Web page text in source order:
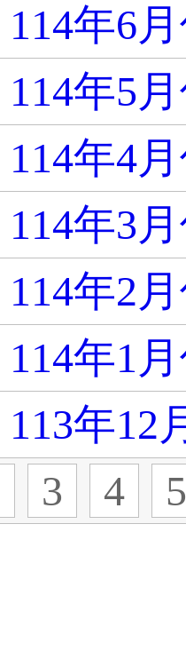
114年6
114年5
114年4
114年3
114年2
114年1
113年12
3 4